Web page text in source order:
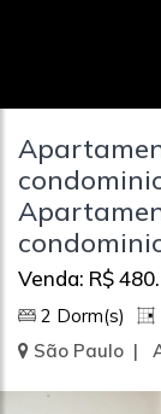
Venda: R$
2 Dorm(s)
São Paulo |